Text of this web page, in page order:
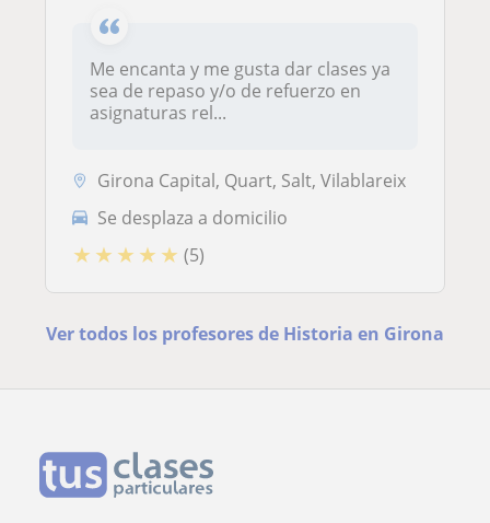
Me encanta y me gusta dar clases ya
sea de repaso y/o de refuerzo en
asignaturas rel...
Girona Capital, Quart, Salt, Vilablareix
Se desplaza a domicilio
★ ★ ★ ★ ★ (5)
Ver todos los profesores de Historia en Girona